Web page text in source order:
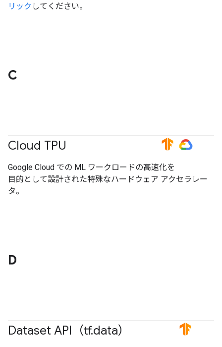
リック してください。
C
Cloud TPU #TensorFlow #GoogleCloud
Google Cloud での ML ワークロードの高速化を
目的として設計された特殊なハードウェア アクセラレー
タ。
D
Dataset API（tf.data） #TensorFlow